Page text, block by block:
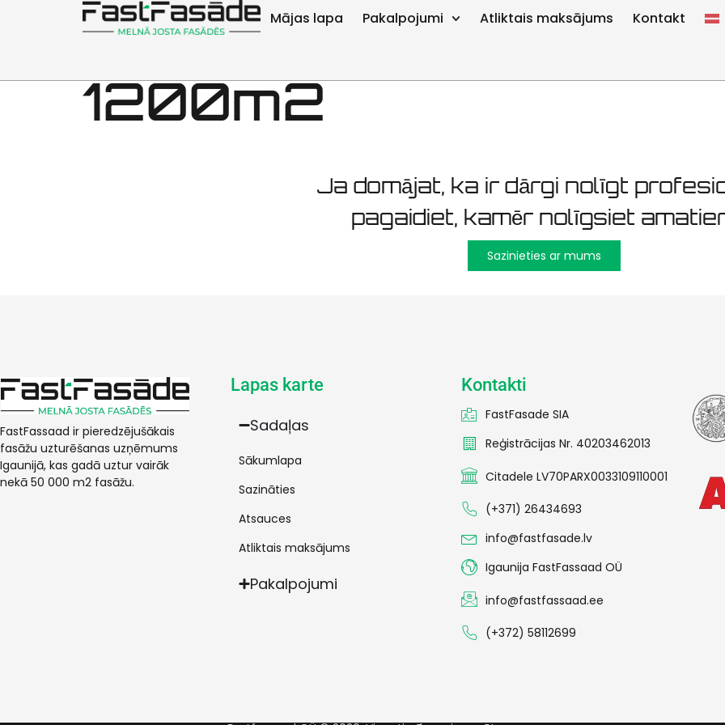
Mājas lapa Pakalpojumi Atliktais maksājums Kontakt
Fasāžu uzturēšana
1200m2
Ja domājat, ka ir dārgi nolīgt
pagaidiet, kamēr nolīgsiet
Sazinieties ar mums
FastFassaad ir pieredzējušākais
fasāžu uzturēšanas uzņēmums
Igaunijā, kas gadā uztur vairāk
nekā 50 000 m2 fasāžu.
Lapas karte
Sadaļas
Sākumlapa
Sazināties
Atsauces
Atliktais maksājums
Pakalpojumi
Kontakti
FastFasade SIA
Reģistrācijas Nr. 40203462013
Citadele LV70PARX0033109110001
(+371) 26434693
info@fastfasade.lv
Igaunija FastFassaad OÜ
info@fastfassaad.ee
(+372) 58112699